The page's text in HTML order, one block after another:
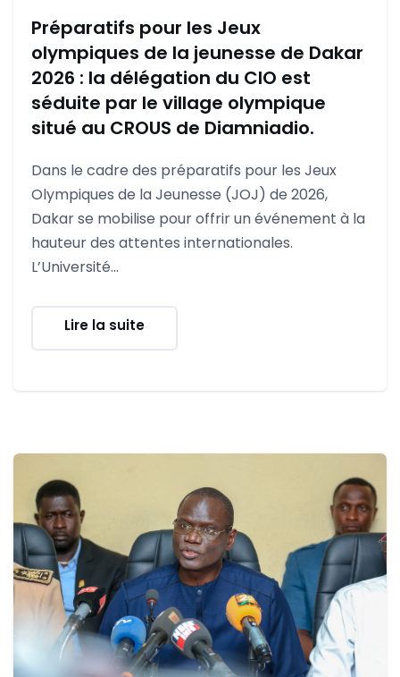
Préparatifs pour les Jeux
olympiques de la jeunesse de Dakar
2026 : la délégation du CIO est
séduite par le village olympique
situé au CROUS de Diamniadio.
Dans le cadre des préparatifs pour les Jeux
Olympiques de la Jeunesse (JOJ) de 2026,
Dakar se mobilise pour offrir un événement à la
hauteur des attentes internationales.
L’Université...
Lire la suite